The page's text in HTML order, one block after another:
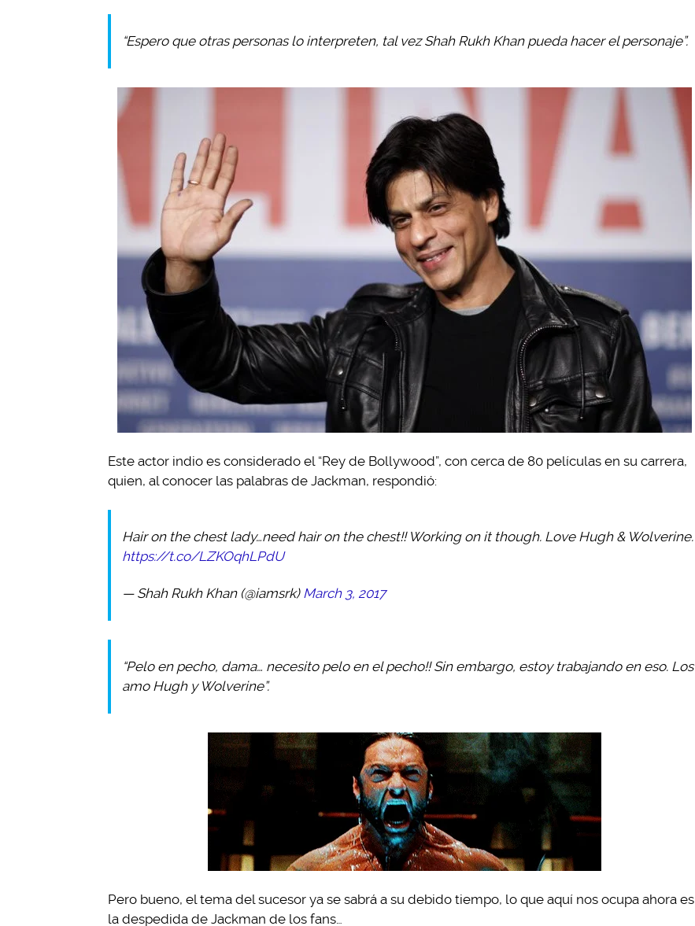
“Espero que otras personas lo interpreten, tal vez Shah Rukh Khan pueda hacer el personaje”.
Este actor indio es considerado el “Rey de Bollywood”, con cerca de 80 películas en su carrera,
quien, al conocer las palabras de Jackman, respondió:
Hair on the chest lady…need hair on the chest!! Working on it though. Love Hugh & Wolverine.
https://t.co/LZKOqhLPdU
— Shah Rukh Khan (@iamsrk) March 3, 2017
“Pelo en pecho, dama… necesito pelo en el pecho!! Sin embargo, estoy trabajando en eso. Los
amo Hugh y Wolverine”.
Pero bueno, el tema del sucesor ya se sabrá a su debido tiempo, lo que aquí nos ocupa ahora es
la despedida de Jackman de los fans…